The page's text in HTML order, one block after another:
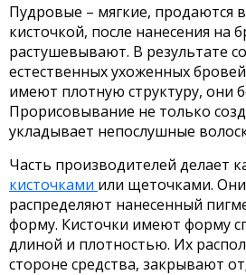
Пудровые – мягкие, продаются
кисточкой, после нанесения на
растушевывают. В результате
естественных ухоженных
имеют плотную структуру, они
Прорисовывание не только
укладывает непослушные
Часть производителей делает
кисточками или щеточками.
распределяют нанесенный
форму. Кисточки имеют форму
длиной и плотностью. Их
стороне средства, закрывают